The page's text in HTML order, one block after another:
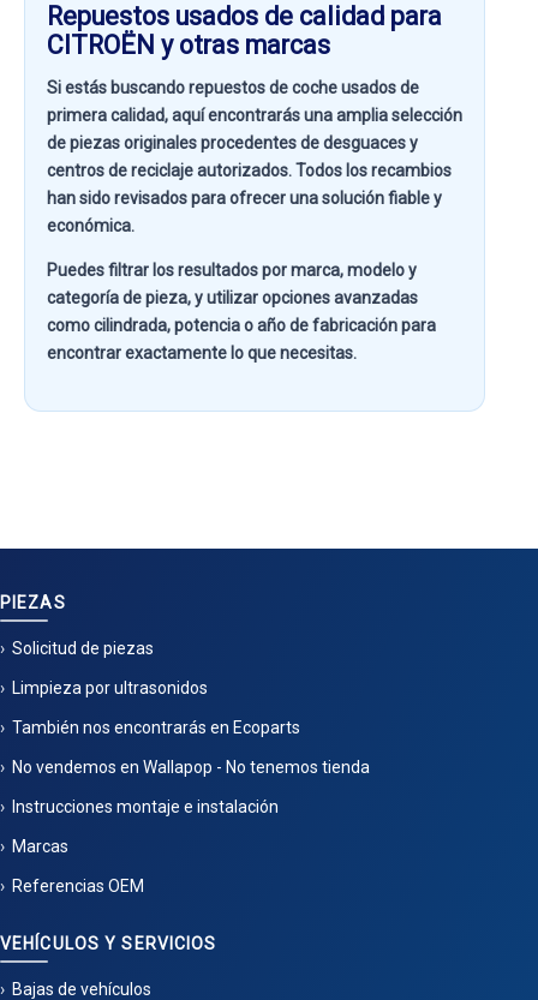
Repuestos usados de calidad para
CITROËN y otras marcas
Si estás buscandorepuestos de coche usados de
primera calidad, aquí encontrarás una amplia selección
de piezas originales procedentes de desguaces y
centros de reciclaje autorizados. Todos los recambios
han sido revisados para ofrecer una solución fiable y
económica.
Puedes filtrar los resultados pormarca, modelo y
categoría de pieza, y utilizar opciones avanzadas
comocilindrada, potencia o año de fabricaciónpara
encontrar exactamente lo que necesitas.
PIEZAS
Solicitud de piezas
Limpieza por ultrasonidos
También nos encontrarás en Ecoparts
No vendemos en Wallapop - No tenemos tienda
Instrucciones montaje e instalación
Marcas
Referencias OEM
VEHÍCULOS Y SERVICIOS
Bajas de vehículos